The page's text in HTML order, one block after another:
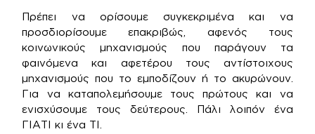
Πρέπει να ορίσουμε συγκεκριμένα και να
προσδιορίσουμε επακριβώς, αφενός τους
κοινωνικούς μηχανισμούς που παράγουν τα
φαινόμενα και αφετέρου τους αντίστοιχους
μηχανισμούς που το εμποδίζουν ή το ακυρώνουν.
Για να καταπολεμήσουμε τους πρώτους και να
ενισχύσουμε τους δεύτερους. Πάλι λοιπόν ένα
ΓΙΑΤΙ κι ένα ΤΙ.